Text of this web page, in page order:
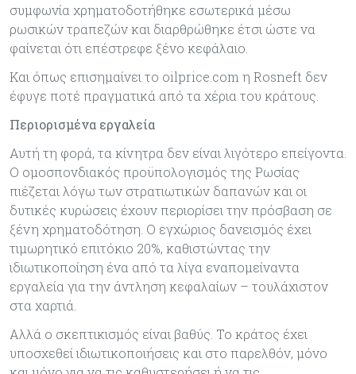
συμφωνία χρηματοδοτήθηκε εσωτερικά μέσω
ρωσικών τραπεζών και διαρθρώθηκε έτσι ώστε να
φαίνεται ότι επέστρεφε ξένο κεφάλαιο.
Και όπως επισημαίνει το oilprice.com η Rosneft δεν
έφυγε ποτέ πραγματικά από τα χέρια του κράτους.
Περιορισμένα εργαλεία
Αυτή τη φορά, τα κίνητρα δεν είναι λιγότερο επείγοντα.
Ο ομοσπονδιακός προϋπολογισμός της Ρωσίας
πιέζεται λόγω των στρατιωτικών δαπανών και οι
δυτικές κυρώσεις έχουν περιορίσει την πρόσβαση σε
ξένη χρηματοδότηση. Ο εγχώριος δανεισμός έχει
τιμωρητικό επιτόκιο 20%, καθιστώντας την
ιδιωτικοποίηση ένα από τα λίγα εναπομείναντα
εργαλεία για την άντληση κεφαλαίων – τουλάχιστον
στα χαρτιά.
Αλλά ο σκεπτικισμός είναι βαθύς. Το κράτος έχει
υποσχεθεί ιδιωτικοποιήσεις και στο παρελθόν, μόνο